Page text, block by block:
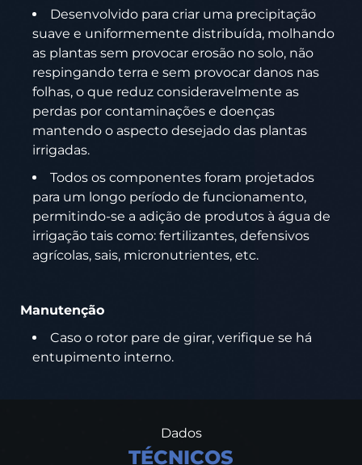
Desenvolvido para criar uma precipitação
suave e uniformemente distribuída, molhando
as plantas sem provocar erosão no solo, não
respingando terra e sem provocar danos nas
folhas, o que reduz consideravelmente as
perdas por contaminações e doenças
mantendo o aspecto desejado das plantas
irrigadas.
Todos os componentes foram projetados
para um longo período de funcionamento,
permitindo-se a adição de produtos à água de
irrigação tais como: fertilizantes, defensivos
agrícolas, sais, micronutrientes, etc.
Manutenção
Caso o rotor pare de girar, verifique se há
entupimento interno.
Dados
TÉCNICOS